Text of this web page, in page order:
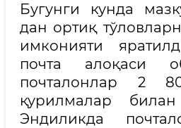
Бугунги кунда
дан ортиқ
имконияти
почта алоқаси
почталонлар 2
қурилмалар
Эндиликда